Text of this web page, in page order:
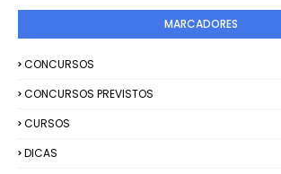
MARCADORES
CONCURSOS
CONCURSOS PREVISTOS
CURSOS
DICAS